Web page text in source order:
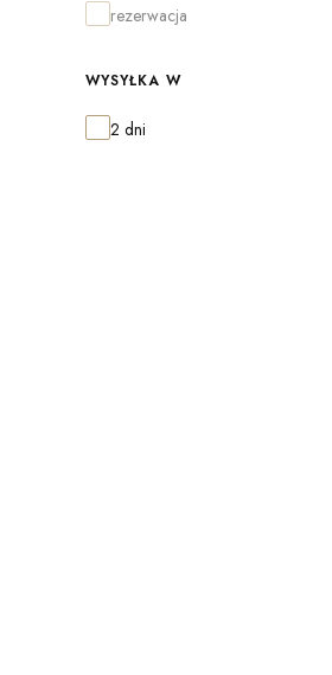
rezerwacja
WYSYŁKA W
Wysyłka w
2 dni